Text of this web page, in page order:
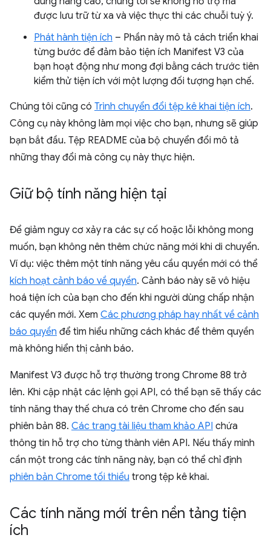
được lưu trữ từ xa và việc thực thi các chuỗi tuỳ ý.
Phát hành tiện ích – Phần này mô tả cách triển khai
từng bước để đảm bảo tiện ích Manifest V3 của
bạn hoạt động như mong đợi bằng cách trước tiên
kiểm thử tiện ích với một lượng đối tượng hạn chế.
Chúng tôi cũng có Trình chuyển đổi tệp kê khai tiện ích.
Công cụ này không làm mọi việc cho bạn, nhưng sẽ giúp
bạn bắt đầu. Tệp README của bộ chuyển đổi mô tả
những thay đổi mà công cụ này thực hiện.
Giữ bộ tính năng hiện tại
Để giảm nguy cơ xảy ra các sự cố hoặc lỗi không mong
muốn, bạn không nên thêm chức năng mới khi di chuyển.
Ví dụ: việc thêm một tính năng yêu cầu quyền mới có thể
kích hoạt cảnh báo về quyền. Cảnh báo này sẽ vô hiệu
hoá tiện ích của bạn cho đến khi người dùng chấp nhận
các quyền mới. Xem Các phương pháp hay nhất về cảnh
báo quyền để tìm hiểu những cách khác để thêm quyền
mà không hiển thị cảnh báo.
Manifest V3 được hỗ trợ thường trong Chrome 88 trở
lên. Khi cập nhật các lệnh gọi API, có thể bạn sẽ thấy các
tính năng thay thế chưa có trên Chrome cho đến sau
phiên bản 88. Các trang tài liệu tham khảo API chứa
thông tin hỗ trợ cho từng thành viên API. Nếu thấy mình
cần một trong các tính năng này, bạn có thể chỉ định
phiên bản Chrome tối thiểu trong tệp kê khai.
Các tính năng mới trên nền tảng tiện
ích